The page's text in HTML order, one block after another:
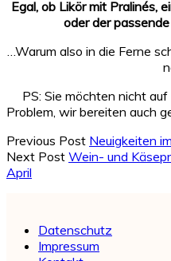
Egal, ob Likör mit Pralinés,
oder der
…Warum also in die Ferne
PS: Sie möchten nicht
Problem, wir bereiten auch
Previous Post Neuigkeiten
Next Post Wein- und
April
Datenschutz
Impressum